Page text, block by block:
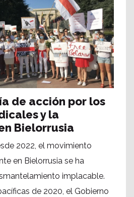
de acción por los
y la
Bielorrusia
2022, el movimiento
en Bielorrusia se ha
implacable.
de 2020, el Gobierno